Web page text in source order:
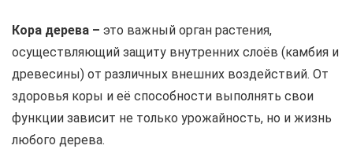
Кора дерева – это важный орган растения,
осуществляющий защиту внутренних слоёв (камбия и
древесины) от различных внешних воздействий. От
здоровья коры и её способности выполнять свои
функции зависит не только урожайность, но и жизнь
любого дерева.